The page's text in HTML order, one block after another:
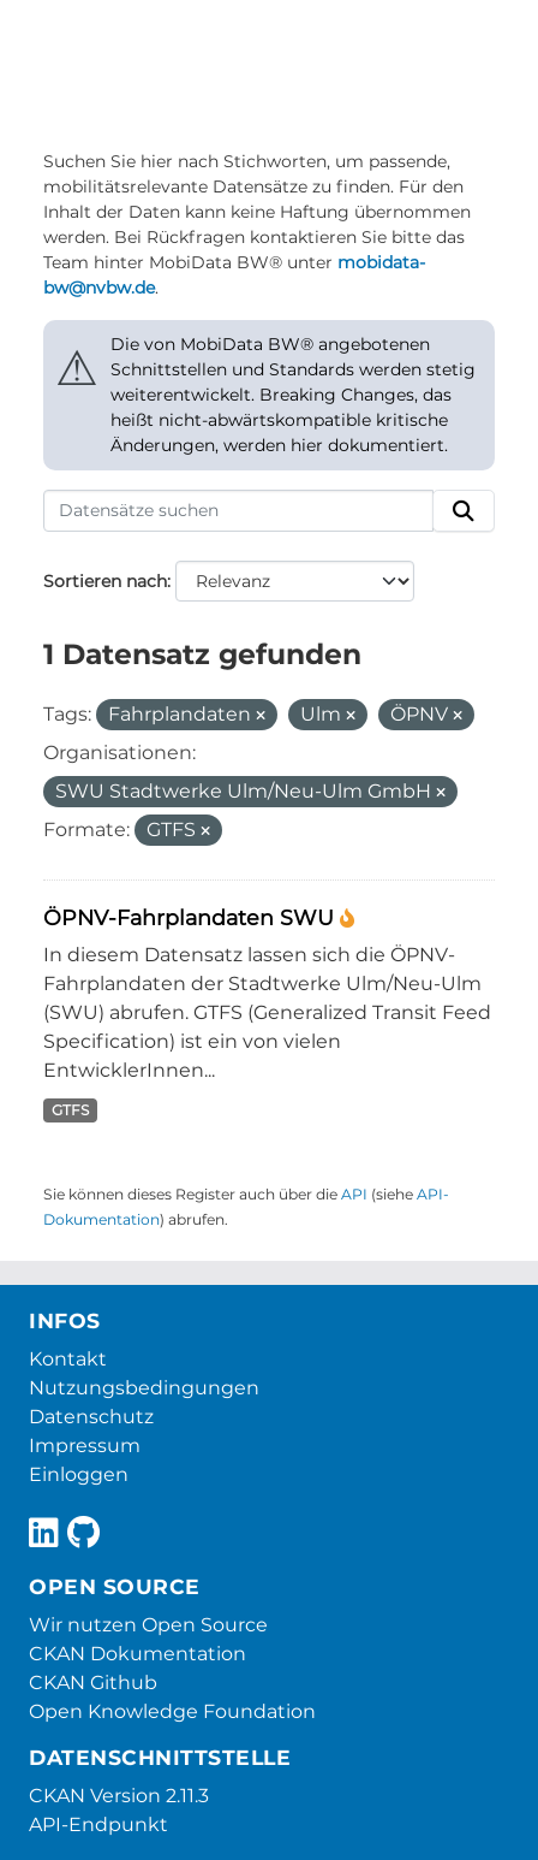
Suchen Sie hier nach Stichworten, um passende,
mobilitätsrelevante Datensätze zu finden. Für den
Inhalt der Daten kann keine Haftung übernommen
werden. Bei Rückfragen kontaktieren Sie bitte das
Team hinter MobiData BW® unter mobidata-
bw@nvbw.de.
⚠
Die von MobiData BW® angebotenen
Schnittstellen und Standards werden stetig
weiterentwickelt. Breaking Changes, das
heißt nicht-abwärtskompatible kritische
Änderungen, werden hier dokumentiert.
Sortieren nach
1 Datensatz gefunden
Tags: Fahrplandaten Ulm
ÖPNV
Organisationen:
SWU Stadtwerke Ulm/Neu-Ulm GmbH
Formate:
GTFS
ÖPNV-Fahrplandaten SWU
In diesem Datensatz lassen sich die ÖPNV-
Fahrplandaten der Stadtwerke Ulm/Neu-Ulm
(SWU) abrufen. GTFS (Generalized Transit Feed
Specification) ist ein von vielen
EntwicklerInnen...
GTFS
Sie können dieses Register auch über die API (siehe API-
Dokumentation) abrufen.
INFOS
Kontakt
Nutzungsbedingungen
Datenschutz
Impressum
Einloggen
OPEN SOURCE
Wir nutzen Open Source
CKAN Dokumentation
CKAN Github
Open Knowledge Foundation
DATENSCHNITTSTELLE
CKAN Version 2.11.3
API-Endpunkt